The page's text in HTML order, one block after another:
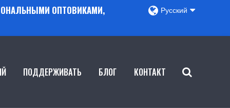
ОПТОВИКАМИ, Русский
ПОДДЕРЖИВАТЬ БЛОГ КОНТАКТ